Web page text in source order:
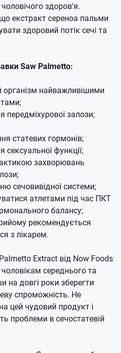
здоров'я.
екстракт сереноа пальми
здоровий потік сечі та
Saw Palmetto:
організм найважливішими
передміхурової залози;
статевих гормонів;
сексуальної функції;
захворювань
сечовивідної системи;
атлетами під час ПКТ
балансу;
рекомендується
з лікарем.
Extract від Now Foods
середнього та
на довгі роки зберегти
спроможність. Не
цей чудовий продукт і
проблеми в сечостатевій